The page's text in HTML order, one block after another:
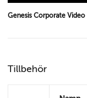
Genesis Corporate Video
Tillbehör